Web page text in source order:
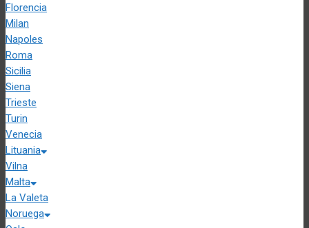
Florencia
Milan
Napoles
Roma
Sicilia
Siena
Trieste
Turin
Venecia
Lituania
Vilna
Malta
La Valeta
Noruega